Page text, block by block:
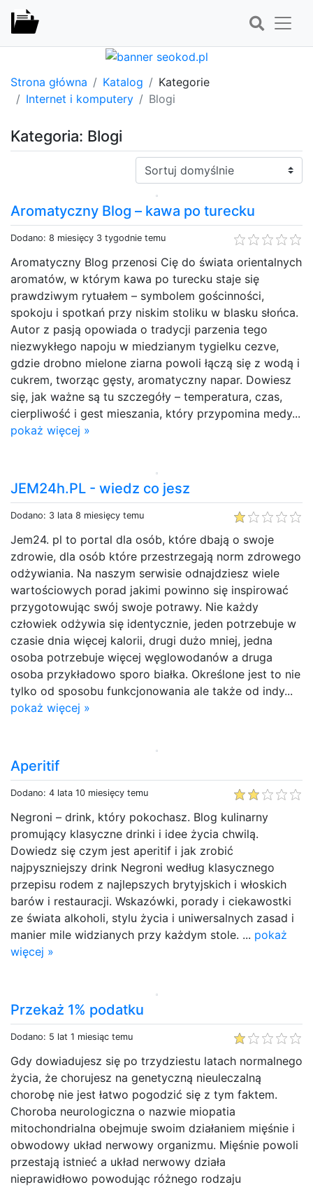
Strona główna Katalog
Kategorie
Internet i komputery
Blogi
Kategoria: Blogi
Sortuj:
Aromatyczny Blog – kawa po turecku
Dodano: 8 miesięcy 3 tygodnie temu
Aromatyczny Blog przenosi Cię do świata orientalnych
aromatów, w którym kawa po turecku staje się
prawdziwym rytuałem – symbolem gościnności,
spokoju i spotkań przy niskim stoliku w blasku słońca.
Autor z pasją opowiada o tradycji parzenia tego
niezwykłego napoju w miedzianym tygielku cezve,
gdzie drobno mielone ziarna powoli łączą się z wodą i
cukrem, tworząc gęsty, aromatyczny napar. Dowiesz
się, jak ważne są tu szczegóły – temperatura, czas,
cierpliwość i gest mieszania, który przypomina medy...
pokaż więcej »
JEM24h.PL - wiedz co jesz
Dodano: 3 lata 8 miesięcy temu
Jem24. pl to portal dla osób, które dbają o swoje
zdrowie, dla osób które przestrzegają norm zdrowego
odżywiania. Na naszym serwisie odnajdziesz wiele
wartościowych porad jakimi powinno się inspirować
przygotowując swój swoje potrawy. Nie każdy
człowiek odżywia się identycznie, jeden potrzebuje w
czasie dnia więcej kalorii, drugi dużo mniej, jedna
osoba potrzebuje więcej węglowodanów a druga
osoba przykładowo sporo białka. Określone jest to nie
tylko od sposobu funkcjonowania ale także od indy...
pokaż więcej »
Aperitif
Dodano: 4 lata 10 miesięcy temu
Negroni – drink, który pokochasz. Blog kulinarny
promujący klasyczne drinki i idee życia chwilą.
Dowiedz się czym jest aperitif i jak zrobić
najpyszniejszy drink Negroni według klasycznego
przepisu rodem z najlepszych brytyjskich i włoskich
barów i restauracji. Wskazówki, porady i ciekawostki
ze świata alkoholi, stylu życia i uniwersalnych zasad i
manier mile widzianych przy każdym stole. ... pokaż
więcej »
Przekaż 1% podatku
Dodano: 5 lat 1 miesiąc temu
Gdy dowiadujesz się po trzydziestu latach normalnego
życia, że chorujesz na genetyczną nieuleczalną
chorobę nie jest łatwo pogodzić się z tym faktem.
Choroba neurologiczna o nazwie miopatia
mitochondrialna obejmuje swoim działaniem mięśnie i
obwodowy układ nerwowy organizmu. Mięśnie powoli
przestają istnieć a układ nerwowy działa
nieprawidłowo powodując różnego rodzaju